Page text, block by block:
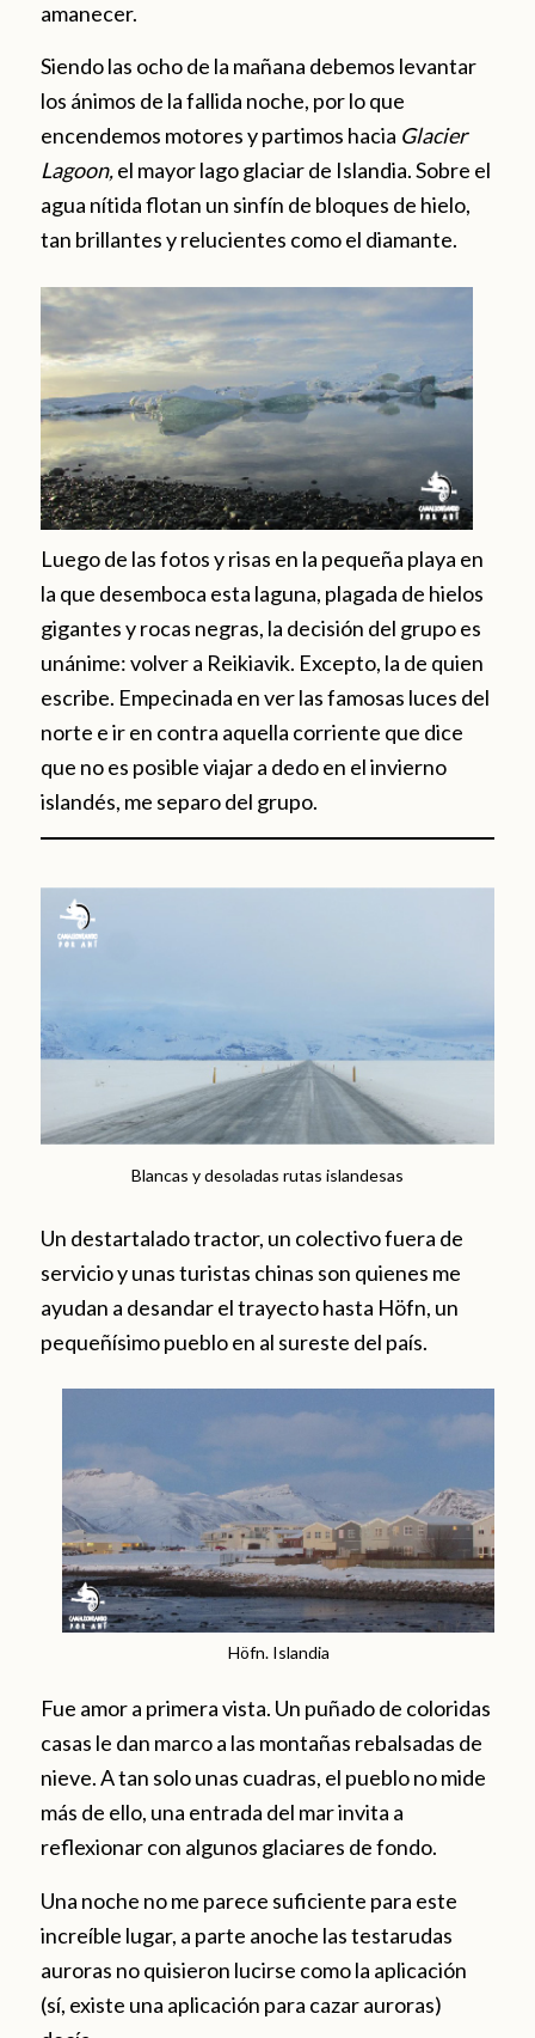
amanecer.
Siendo las ocho de la mañana debemos levantar
los ánimos de la fallida noche, por lo que
encendemos motores y partimos hacia Glacier
Lagoon,el mayor lago glaciar de Islandia. Sobre el
agua nítida flotan un sinfín de bloques de hielo,
tan brillantes y relucientes como el diamante.
Luego de las fotos y risas en la pequeña playa en
la que desemboca esta laguna, plagada de hielos
gigantes y rocas negras, la decisión del grupo es
unánime: volver a Reikiavik. Excepto, la de quien
escribe. Empecinada en ver las famosas luces del
norte e ir en contra aquella corriente que dice
que no es posible viajar a dedo en el invierno
islandés, me separo del grupo.
Blancas y desoladas rutas islandesas
Un destartalado tractor, un colectivo fuera de
servicio y unas turistas chinas son quienes me
ayudan a desandar el trayecto hasta Höfn, un
pequeñísimo pueblo en al sureste del país.
Höfn. Islandia
Fue amor a primera vista. Un puñado de coloridas
casas le dan marco a las montañas rebalsadas de
nieve. A tan solo unas cuadras, el pueblo no mide
más de ello, una entrada del mar invita a
reflexionar con algunos glaciares de fondo.
Una noche no me parece suficiente para este
increíble lugar, a parte anoche las testarudas
auroras no quisieron lucirse como la aplicación
(sí, existe una aplicación para cazar auroras)